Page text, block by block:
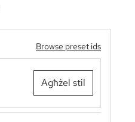
Browse preset ids
Agħżel stil